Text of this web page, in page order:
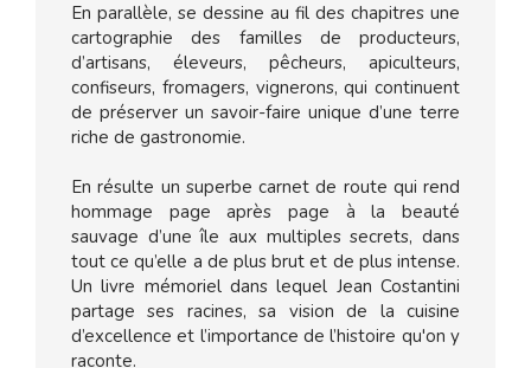
En parallèle, se dessine au fil des chapitres une
cartographie des familles de producteurs,
d’artisans, éleveurs, pêcheurs, apiculteurs,
confiseurs, fromagers, vignerons, qui continuent
de préserver un savoir-faire unique d’une terre
riche de gastronomie.
En résulte un superbe carnet de route qui rend
hommage page après page à la beauté
sauvage d’une île aux multiples secrets, dans
tout ce qu’elle a de plus brut et de plus intense.
Un livre mémoriel dans lequel Jean Costantini
partage ses racines, sa vision de la cuisine
d’excellence et l’importance de l’histoire qu'on y
raconte.